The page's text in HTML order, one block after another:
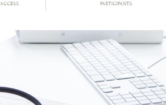
ACCESS PARTICIPANTS